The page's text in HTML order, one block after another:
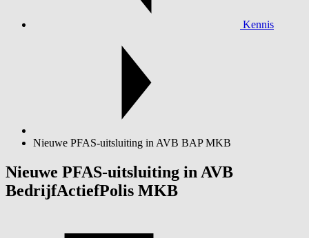
Kennis
Nieuwe PFAS-uitsluiting in AVB BAP MKB
Nieuwe PFAS-uitsluiting in AVB
BedrijfActiefPolis MKB